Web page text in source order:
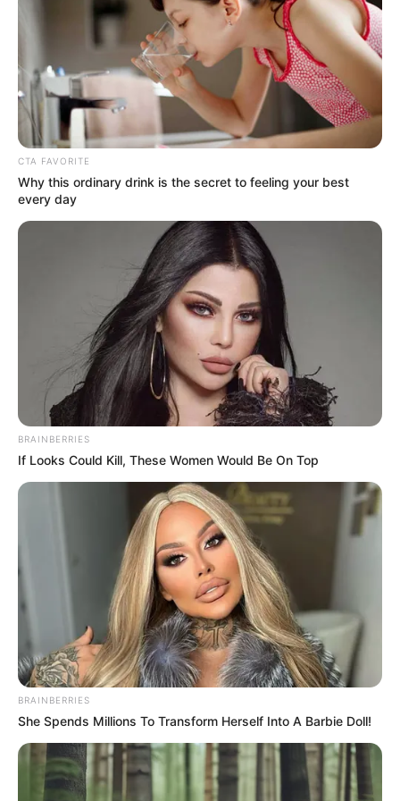
A miniszterelnök közölte, hogy hét, állami
gondozásban élő gyermek is ott lehetett a
budapesti BL-döntőn, ami egy szélesebb
összefogás eredménye volt. A helyeket az UEFA
által a kormánynak biztosított keretből adták, a
lépés pedig egybeesik a gyermekvédelem kiemelt
kormányzati kezelésével.
jelentette be, hogy hét, a gyermekvédelemben
nevelkedő kisgyerek is ott lehetett a Puskás
Arénában a Bajnokok Ligája döntőjén.
CTA FAVORITE
Why this ordinary drink is the secret to feeling your best
every day
BRAINBERRIES
If Looks Could Kill, These Women Would Be On Top
BRAINBERRIES
She Spends Millions To Transform Herself Into A Barbie Doll!